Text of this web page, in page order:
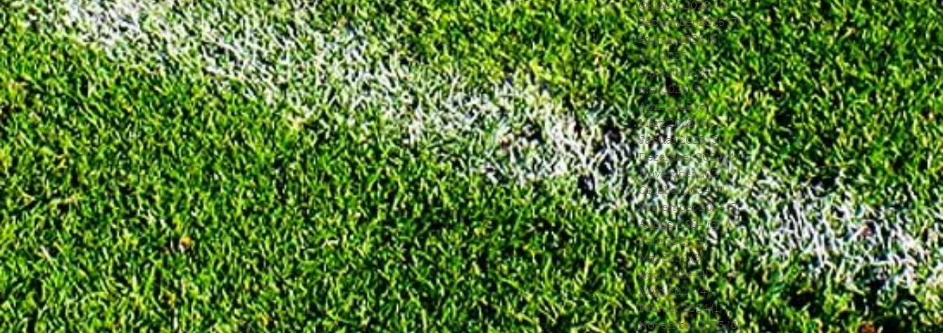
Oktober 2025 (4)4 Beiträge
September 2025 (7)7 Beiträge
August 2025 (6)6 Beiträge
Juli 2025 (1)1 Beitrag
Juni 2025 (2)2 Beiträge
Mai 2025 (5)5 Beiträge
April 2025 (6)6 Beiträge
März 2025 (5)5 Beiträge
Januar 2025 (3)3 Beiträge
Dezember 2024 (4)4 Beiträge
November 2024 (7)7 Beiträge
Oktober 2024 (7)7 Beiträge
September 2024 (7)7 Beiträge
August 2024 (3)3 Beiträge
Juni 2024 (4)4 Beiträge
Mai 2024 (5)5 Beiträge
April 2024 (4)4 Beiträge
März 2024 (4)4 Beiträge
Februar 2024 (1)1 Beitrag
November 2023 (8)8 Beiträge